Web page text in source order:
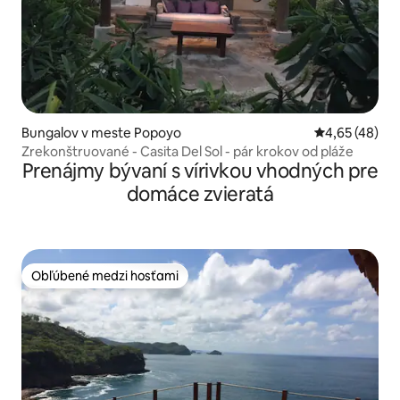
Bungalov v meste Popoyo Priemerné
4,65 (48)
Zrekonštruované - Casita Del Sol - pár krokov od pláže
Prenájmy bývaní s vírivkou vhodných pre
domáce zvieratá
Obľúbené medzi hosťami
Obľúbené medzi hosťami